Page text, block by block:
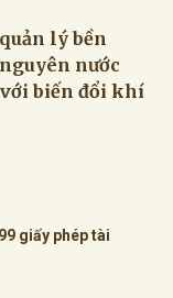
lý bền
nước
biến đổi khí
giấy phép tài